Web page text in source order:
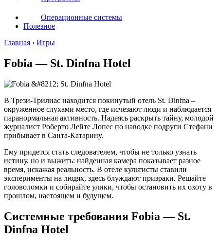
Операционные системы
Полезное
Главная › Игры
Fobia — St. Dinfna Hotel
В Трези-Трилиас находится покинутый отель St. Dinfna –
окруженное слухами место, где исчезают люди и наблюдается
паранормальная активность. Надеясь раскрыть тайну, молодой
журналист Роберто Лейте Лопес по наводке подруги Стефани
прибывает в Санта-Катарину.
Ему придется стать следователем, чтобы не только узнать
истину, но и выжить: найденная камера показывает разное
время, искажая реальность. В отеле культисты ставили
эксперименты на людях, здесь блуждают призраки. Решайте
головоломки и собирайте улики, чтобы остановить их охоту в
прошлом, настоящем и будущем.
Системные требования Fobia — St.
Dinfna Hotel